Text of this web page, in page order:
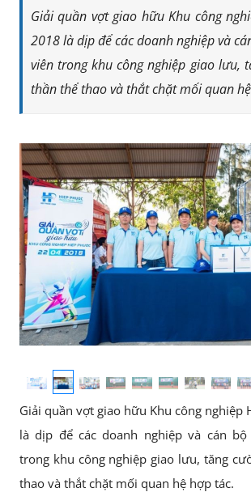
Giải quần vợt giao hữu Khu công
2018 là dịp để các doanh nghiệp và
viên trong khu công nghiệp giao lưu,
thần thể thao và thắt chặt mối quan
Giải quần vợt giao hữu Khu công nghiệp
là dịp để các doanh nghiệp và cán
trong khu công nghiệp giao lưu, tăng
thao và thắt chặt mối quan hệ hợp tác.